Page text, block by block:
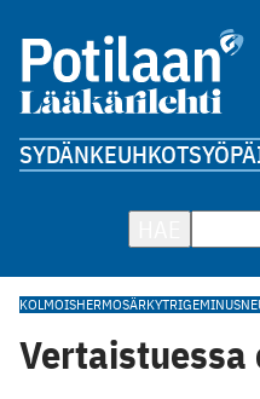
SYDÄNKEUHKOTSYÖPÄ
KOLMOISHERMOSÄRKY
Vertaistuessa